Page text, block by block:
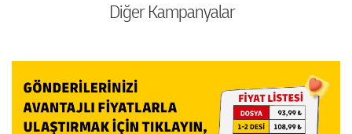
Diğer Kampanyalar